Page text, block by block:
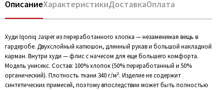
ОписаниеХарактеристикиДоставкаОплата
Худи Iqoniq Jasper из переработанного хлопка — незаменимая вещь в
гардеробе. Двухслойный капюшон, длинный рукав и большой накладной
карман. Внутри худи — флис с начесом для еще большего комфорта.
Модель унисекс. Состав: 100% хлопок (50% переработанный и 50%
органический). Плотность ткани 340 г/м². Изделие не содержит
синтетических примесей, поэтому впоследствии может быть полностью